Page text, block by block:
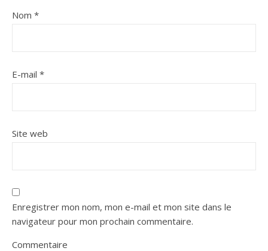
Nom *
E-mail *
Site web
Enregistrer mon nom, mon e-mail et mon site dans le
navigateur pour mon prochain commentaire.
Commentaire